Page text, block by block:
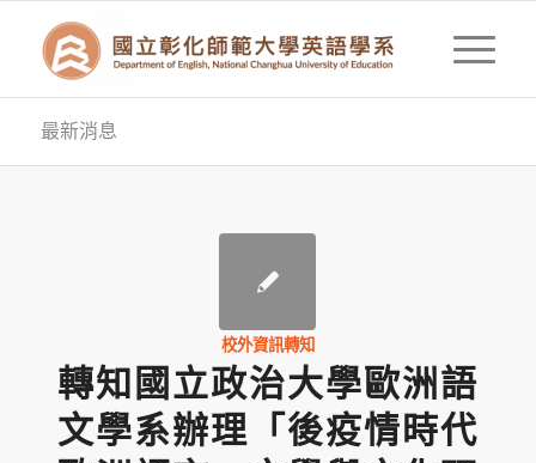
最新消息
校外資訊轉知
轉知國立政治大學歐洲語
文學系辦理「後疫情時代